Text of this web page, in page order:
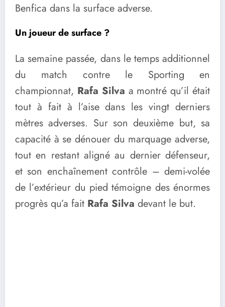
Benfica dans la surface adverse.
Un joueur de surface ?
La semaine passée, dans le temps additionnel
du match contre le Sporting en
championnat, Rafa Silva a montré qu’il était
tout à fait à l’aise dans les vingt derniers
mètres adverses. Sur son deuxième but, sa
capacité à se dénouer du marquage adverse,
tout en restant aligné au dernier défenseur,
et son enchaînement contrôle – demi-volée
de l’extérieur du pied témoigne des énormes
progrès qu’a fait Rafa Silva devant le but.